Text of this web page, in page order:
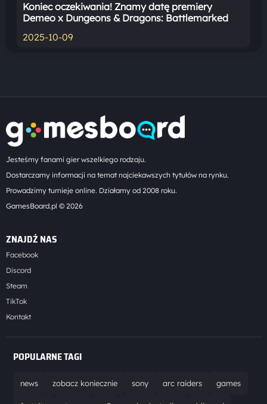
Koniec oczekiwania! Znamy datę premiery
Demeo x Dungeons & Dragons: Battlemarked
2025-10-09
Jesteśmy fanami gier wszelkiego rodzaju.
Dostarczamy informacji na temat najciekawszych tytułów na rynku.
Prowadzimy turnieje online. Działamy od 2008 roku.
GamesBoard.pl © 2026
ZNAJDŹ NAS
Facebook
Discord
Steam
TikTok
Kontakt
POPULARNE TAGI
news zobacz koniecznie sony arc raiders games